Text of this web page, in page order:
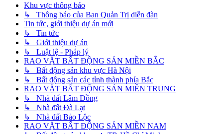
Khu vực thông báo
↳ Thông báo của Ban Quản Trị diễn đàn
Tin tức, giới thiệu dự án mới
↳ Tin tức
↳ Giới thiệu dự án
↳ Luật lệ - Pháp lý
RAO VẶT BẤT ĐỘNG SẢN MIỀN BẮC
↳ Bất động sản khu vực Hà Nội
↳ Bất động sản các tỉnh thành phía Bắc
RAO VẶT BẤT ĐỘNG SẢN MIỀN TRUNG
↳ Nhà đất Lâm Đồng
↳ Nhà đất Đà Lạt
↳ Nhà đất Bảo Lộc
RAO VẶT BẤT ĐỘNG SẢN MIỀN NAM